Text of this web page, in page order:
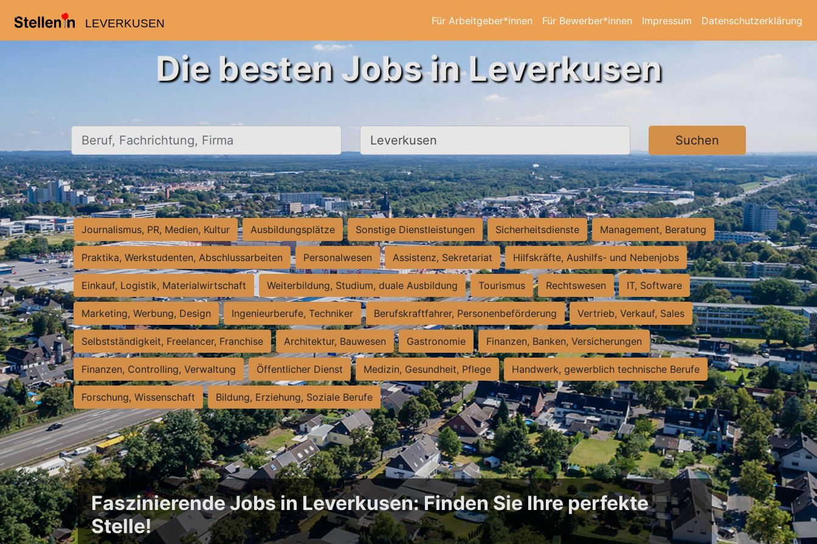
LEVERKUSEN Für Arbeitgeber*innen Für Bewerber*innen Impressum Datenschutzerklärung
Die besten Jobs in Leverkusen
Beruf, Fachrichtung, Firma Ort, Stadt Suchen
Journalismus, PR, Medien, Kultur Ausbildungsplätze Sonstige Dienstleistungen Sicherheitsdienste Management, Beratung
Praktika, Werkstudenten, Abschlussarbeiten Personalwesen Assistenz, Sekretariat Hilfskräfte, Aushilfs- und Nebenjobs
Einkauf, Logistik, Materialwirtschaft Weiterbildung, Studium, duale Ausbildung Tourismus Rechtswesen IT, Software
Marketing, Werbung, Design Ingenieurberufe, Techniker Berufskraftfahrer, Personenbeförderung Vertrieb, Verkauf, Sales
Selbstständigkeit, Freelancer, Franchise Architektur, Bauwesen Gastronomie Finanzen, Banken, Versicherungen
Finanzen, Controlling, Verwaltung Öffentlicher Dienst Medizin, Gesundheit, Pflege Handwerk, gewerblich technische Berufe
Forschung, Wissenschaft Bildung, Erziehung, Soziale Berufe
Faszinierende Jobs in Leverkusen: Finden Sie Ihre perfekte
Stelle!